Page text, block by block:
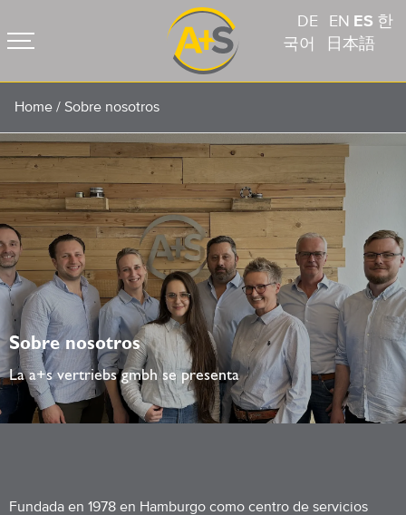
DE EN ES 한
국어
日本語
Home / Sobre nosotros
Sobre nosotros
La a+s vertriebs gmbh se presenta
Fundada en 1978 en Hamburgo como centro de servicios